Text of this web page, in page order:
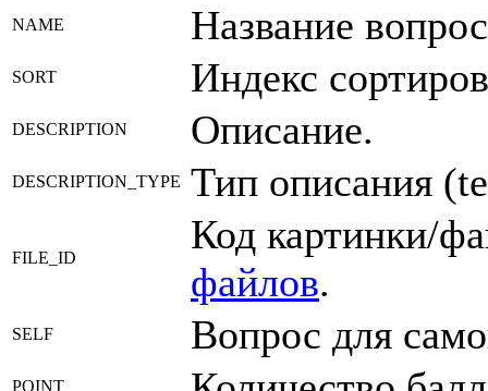
NAME Название
SORT Индекс
DESCRIPTION Описание.
DESCRIPTION_TYPE Тип описания
FILE_ID
Код картинки/
файлов.
SELF Вопрос для
POINT